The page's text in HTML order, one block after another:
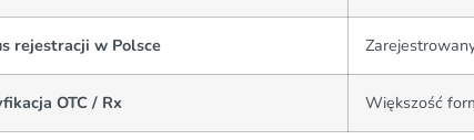
rejestracji w Polsce
OTC / Rx Większość